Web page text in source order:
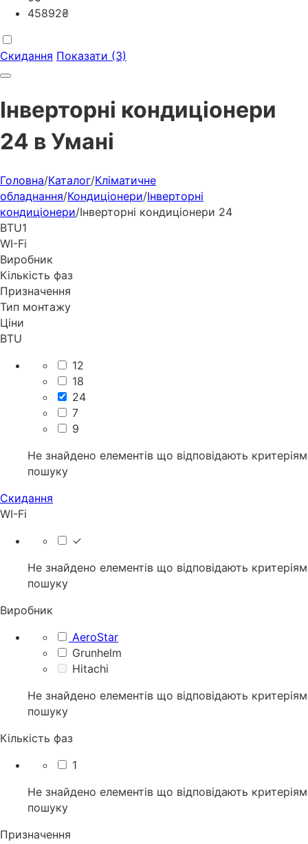
45892₴
Скидання Показати (3)
Інверторні кондиціонери
24 в Умані
Головна/Каталог/Кліматичне
обладнання/Кондиціонери/Інверторні
кондиціонери/Інверторні кондиціонери 24
BTU1
WI-Fi
Виробник
Кількість фаз
Призначення
Тип монтажу
Ціни
BTU
12
18
24
7
9
Не знайдено елементів що відповідають критеріям
пошуку
Скидання
WI-Fi
✓
Не знайдено елементів що відповідають критеріям
пошуку
Виробник
AeroStar
Grunhelm
Hitachi
Не знайдено елементів що відповідають критеріям
пошуку
Кількість фаз
1
Не знайдено елементів що відповідають критеріям
пошуку
Призначення